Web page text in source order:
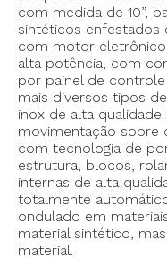
com medida de 10”,
sintéticos enfestados
com motor
alta potência, com
por painel de
mais diversos tipos
inox de alta
movimentação sobre
com tecnologia de
estrutura, blocos,
internas de alta
totalmente
ondulado em
material sintético,
material.